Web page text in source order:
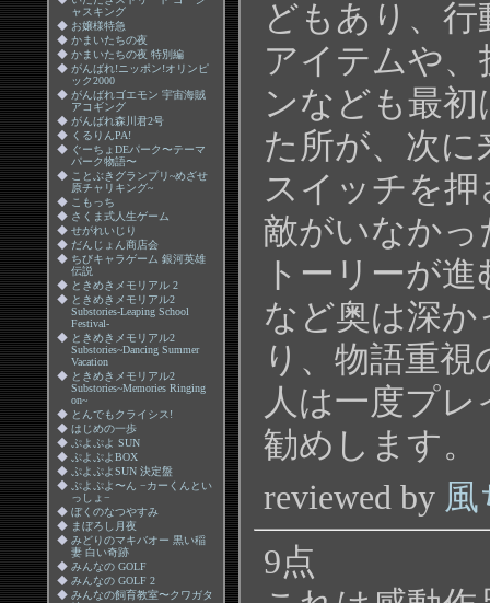
ャスキング
◆ お嬢様特急
◆ かまいたちの夜
◆ かまいたちの夜 特別編
◆ がんばれ!ニッポン!オリンピ
ック2000
◆ がんばれゴエモン 宇宙海賊
アコギング
◆ がんばれ森川君2号
◆ くるりんPA!
◆ ぐーちょDEパーク〜テーマ
パーク物語〜
◆ ことぶきグランプリ~めざせ
原チャリキング~
◆ こもっち
◆ さくま式人生ゲーム
◆ せがれいじり
◆ だんじょん商店会
◆ ちびキャラゲーム 銀河英雄
伝説
◆ ときめきメモリアル 2
◆ ときめきメモリアル2
Substories-Leaping School
Festival-
◆ ときめきメモリアル2
Substories~Dancing Summer
Vacation
◆ ときめきメモリアル2
Substories~Memories Ringing
on~
◆ とんでもクライシス!
◆ はじめの一歩
◆
ぷよぷよ SUN
◆
ぷよぷよBOX
◆
ぷよぷよSUN 決定盤
◆
ぷよぷよ〜ん −カーくんとい
っしょ−
◆ ぼくのなつやすみ
◆ まぼろし月夜
◆ みどりのマキバオー 黒い稲
妻 白い奇跡
◆ みんなの GOLF
◆ みんなの GOLF 2
◆ みんなの飼育教室〜クワガタ
どもあり、
アイテムや
ンなども最
た所が、次
スイッチを
敵がいなか
トーリーが
など奥は深
り、物語重
人は一度プ
勧めします。
reviewed by 風
9点